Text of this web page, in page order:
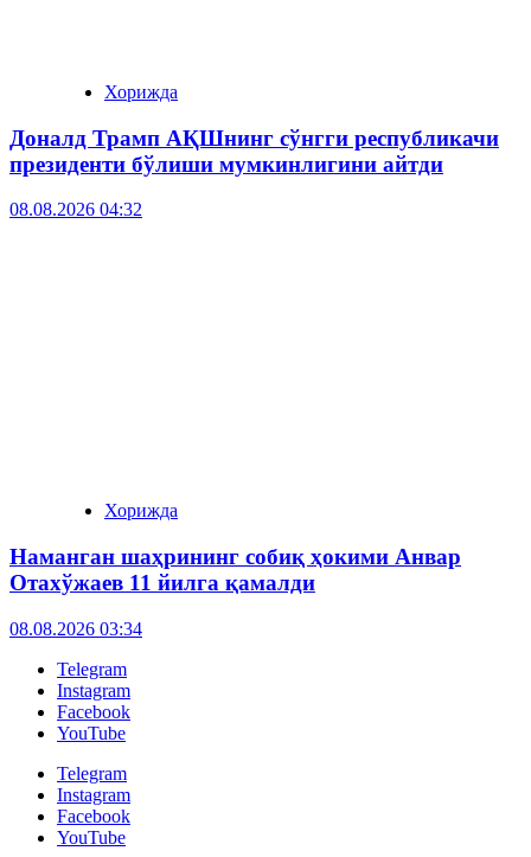
Хорижда
Доналд Трамп АҚШнинг сўнгги республикачи
президенти бўлиши мумкинлигини айтди
08.08.2026 04:32
Хорижда
Наманган шаҳрининг собиқ ҳокими Анвар
Отахўжаев 11 йилга қамалди
08.08.2026 03:34
Telegram
Instagram
Facebook
YouTube
Telegram
Instagram
Facebook
YouTube